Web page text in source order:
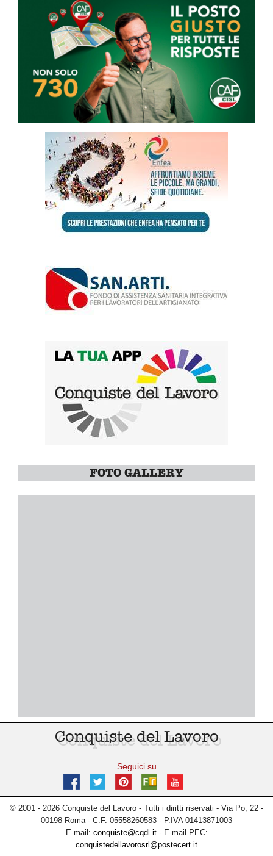
FOTO GALLERY
Conquiste del Lavoro
Seguici su
© 2001 - 2026 Conquiste del Lavoro - Tutti i diritti riservati - Via Po, 22 -
00198 Roma - C.F. 05558260583 - P.IVA 01413871003
E-mail: conquiste@cqdl.it- E-mail PEC:
conquistedellavorosrl@postecert.it